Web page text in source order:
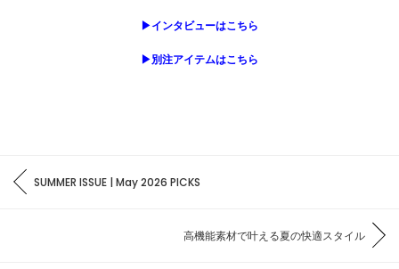
▶インタビューはこちら
▶別注アイテムはこちら
SUMMER ISSUE | May 2026 PICKS
高機能素材で叶える夏の快適スタイル